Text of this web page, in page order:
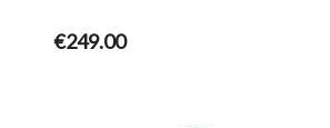
€249.00